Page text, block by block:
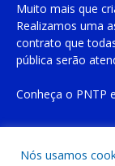
Muito mais que
Realizamos uma
contrato que
pública serão
Conheça o PNTP
Nós usamos